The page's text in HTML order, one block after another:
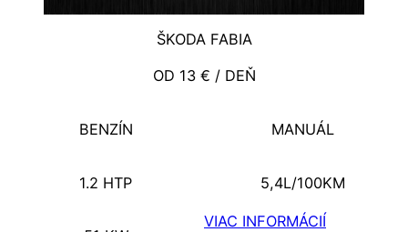
ŠKODA FABIA
OD 13 € / DEŇ
BENZÍN MANUÁL
1.2 HTP 5,4L/100KM
VIAC INFORMÁCIÍ